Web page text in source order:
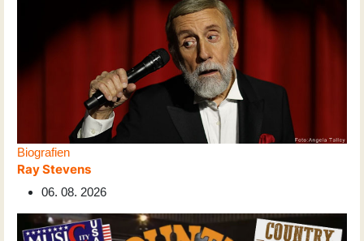
Biografien
Ray Stevens
06. 08. 2026